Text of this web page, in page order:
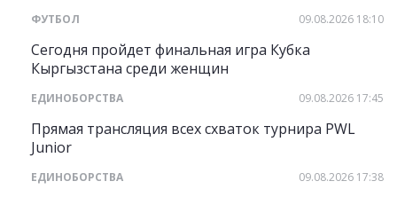
ФУТБОЛ 09.08.2026 18:10
Сегодня пройдет финальная игра Кубка
Кыргызстана среди женщин
ЕДИНОБОРСТВА 09.08.2026 17:45
Прямая трансляция всех схваток турнира PWL
Junior
ЕДИНОБОРСТВА 09.08.2026 17:38